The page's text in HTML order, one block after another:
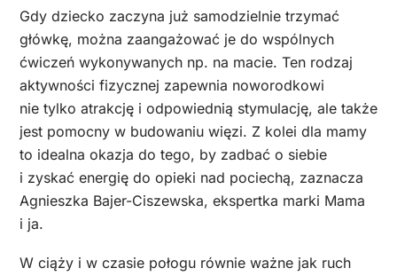
Gdy dziecko zaczyna już samodzielnie trzymać
główkę, można zaangażować je do wspólnych
ćwiczeń wykonywanych np. na macie. Ten rodzaj
aktywności fizycznej zapewnia noworodkowi
nie tylko atrakcję i odpowiednią stymulację, ale także
jest pomocny w budowaniu więzi. Z kolei dla mamy
to idealna okazja do tego, by zadbać o siebie
i zyskać energię do opieki nad pociechą, zaznacza
Agnieszka Bajer-Ciszewska, ekspertka marki Mama
i ja.
W ciąży i w czasie połogu równie ważne jak ruch